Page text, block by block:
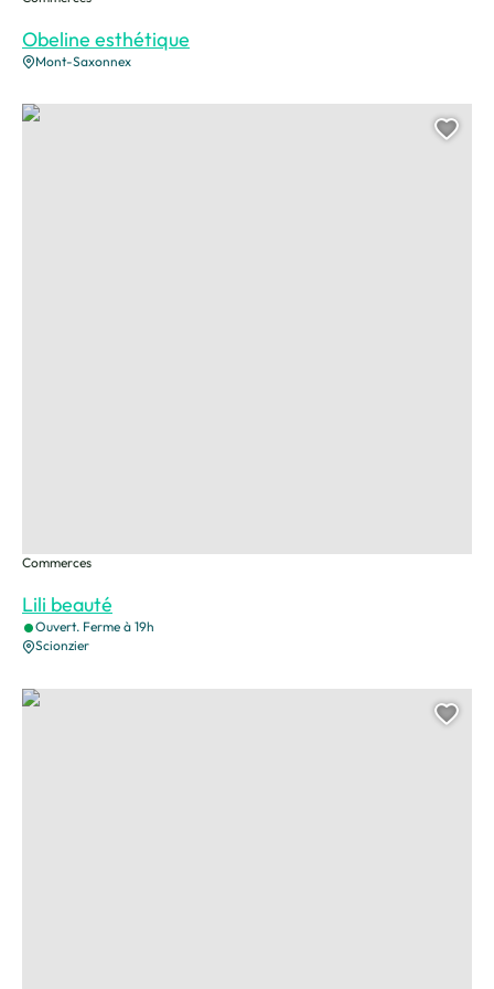
Obeline esthétique
Mont-Saxonnex
Lili beauté
Commerces
Ouvert. Ferme à 19h
Scionzier
Lili beauté, © Pixabay
L’Originel, Rituel – plantes sauvages, © Charles Savouret